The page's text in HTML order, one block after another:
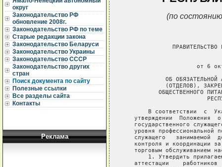
округ
Законодательство РФ
обновление 2008г.
Законодательство РФ по теме
Старые редакции закона
Законодательство Беларуси
Законодательство Украины
Законодательство СССР
Законодательство других
стран
Поиск документа по сайту
Полезные ссылки
Все разделы сайта
Контакты
Реклама
(по
ПРАВИТЕЛЬСТВО РЕСПУБЛИКИ САХА (ЯКУТИЯ)

                              РАСПОРЯЖЕНИЕ
                     от 6 октября 1998 г. N 1055-р

            ОБ ОБЯЗАТЕЛЬНОЙ АТТЕСТАЦИИ РАБОТНИКОВ УПРАВЛЕНИЙ
            (ОТДЕЛОВ), ЗАКРЕПЛЕННЫХ СПЕЦИАЛИСТОВ ТОРГОВЛИ И
          ОБЩЕСТВЕННОГО ПИТАНИЯ АДМИНИСТРАЦИЙ УЛУСОВ (ГОРОДОВ)
                        РЕСПУБЛИКИ САХА (ЯКУТИЯ)

       В соответствии  с  Указом  Президента Российской Федерации "Об
   утверждении  Положения  о   проведении   аттестации   федерального
   государственного служащего" от 09.03.96 N 353, в целях определения
   уровня профессиональной подготовки и соответствия государственного
   служащего   занимаемой  должности,  для  осуществления  грамотного
   контроля и координации за деятельностью предприятий,  занимающихся
   торговым обслуживанием населения:
       1. Утвердить прилагаемое Положение о  проведении  обязательной
   аттестации    работников    управлений   (отделов),   закрепленных
   специалистов торговли и общественного питания администраций улусов
   (городов) Республики Саха (Якутия).
       2. Установить,  что  расходы,  связанные  с   организацией   и
   проведением аттестации,  производятся за счет администраций улусов
   (городов) Республики Саха (Якутия).
       3. Министерству материальных ресурсов,  торговли, транспорта и
   связи Республики Саха (Якутия) (Членов В.М.):
       образовать центральную аттестационно-квалификационную комиссию
   по  утверждению  аттестации   работников   управлений   (отделов),
   закрепленных   специалистов   торговли   и  общественного  питания
   администраций улусов и городов республики;
       провести в   срок   до   31  декабря  1998  года  обязательную
   аттестацию   работников   управлений    (отделов),    закрепленных
   специалистов торговли и общественного питания администраций улусов
   (городов) Республики Саха (Якутия).
       4. Контроль  за  исполнением настоящего распоряжения возложить
   на   заместителя   министра   материальных   ресурсов,   торговли,
   транспорта  и связи Республики Саха (Якутия) Сидорова С.П.  и глав
   администраций улусов (городов).

                                      Первый заместитель Председателя
                               Правительства Республики Саха (Якутия)
                                                            С.НАЗАРОВ






                                                           Утверждено
                                          Распоряжением Правительства
                                             Республики Саха (Якутия)
                                        от 6 октября 1998 г. N 1055-р

                               ПОЛОЖЕНИЕ
            О ПРОВЕДЕНИИ ОБЯЗАТЕЛЬНОЙ АТТЕСТАЦИИ РАБОТНИКОВ
            УПРАВЛЕНИЙ (ОТДЕЛОВ), ЗАКРЕПЛЕННЫХ СПЕЦИАЛИСТОВ
             ТОРГОВЛИ И ОБЩЕСТВЕННОГО ПИТАНИЯ АДМИНИСТРАЦИЙ
               УЛУСОВ (ГОРОДОВ) РЕСПУБЛИКИ САХА (ЯКУТИЯ)


                           I. ОБЩИЕ ПОЛОЖЕНИЯ

       1. Аттестация  работников  управлений (отделов),  закрепленных
   специалистов торговли и общественного питания администраций улусов
   (городов)  Республики  Саха  (Якутия) (далее - работник управления
   (отдела)) призвана способствовать  совершенствованию  деятельности
   работников   управлении   торговли,   повышению   квалификации   и
   расстановке  государственных  служащих,  определению   уровня   их
   профессиональной     подготовки    и    соответствия    замещаемой
   государственной должности.
       2. Аттестации   подлежат   работники   управлений   (отделов),
   закрепленные  специалисты   торговли   и   общественного   питания
   администраций улусов (городов).  При этом аттестация проводится не
   чаще одного раза в два года, но не реже одного раза в четыре года.

                 II. ОРГАНИЗАЦИЯ ПРОВЕДЕНИЯ АТТЕСТАЦИИ

       3. Для проведения аттестации:
       образуется аттестационная комиссия;
       утверждается график проведения аттестации;
       составляются списки     работников    управлений    (отделов),
   закрепленных  специалистов  торговли   и   общественного   питания
   администраций улусов (городов), подлежащих аттестации;
       подготавливаются необходимые  документы   для   аттестационной
   комиссии.
       4. Аттестационная   комиссия    состоит    из    председателя,
   заместителя  председателя,  секретаря  и  членов  комиссии.  Глава
   администрации  улуса  привлекает  к  работе  комиссии  независимых
   экспертов.   Оценка   экспертами   качеств   работника  управления
   (отдела),  закрепленного  специалиста  торговли  и   общественного
   питания    является    одним    из   аргументов,   характеризующих
   аттестуемого.
       В состав   аттестационной  комиссии  включаются  представители
   кадровой и юридической служб администрации улуса (города), а также
   может   включаться   представитель  соответствующего  профсоюзного
   органа.
       Количественный и  персональный состав аттестационной комиссии,
   сроки и порядок ее работы утверждаются главой администрации  улуса
   (города).
       5. График   проведения    аттестации    утверждается    главой
   администрации  улуса  (города) и  доводится  до  сведения  каждого
   аттестуемого не менее, чем за месяц до начала аттестации.
       6. Не   позднее   чем  за  две  недели  до